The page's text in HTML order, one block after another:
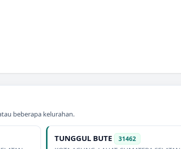
beberapa kelurahan.
TUNGGUL BUTE 31462